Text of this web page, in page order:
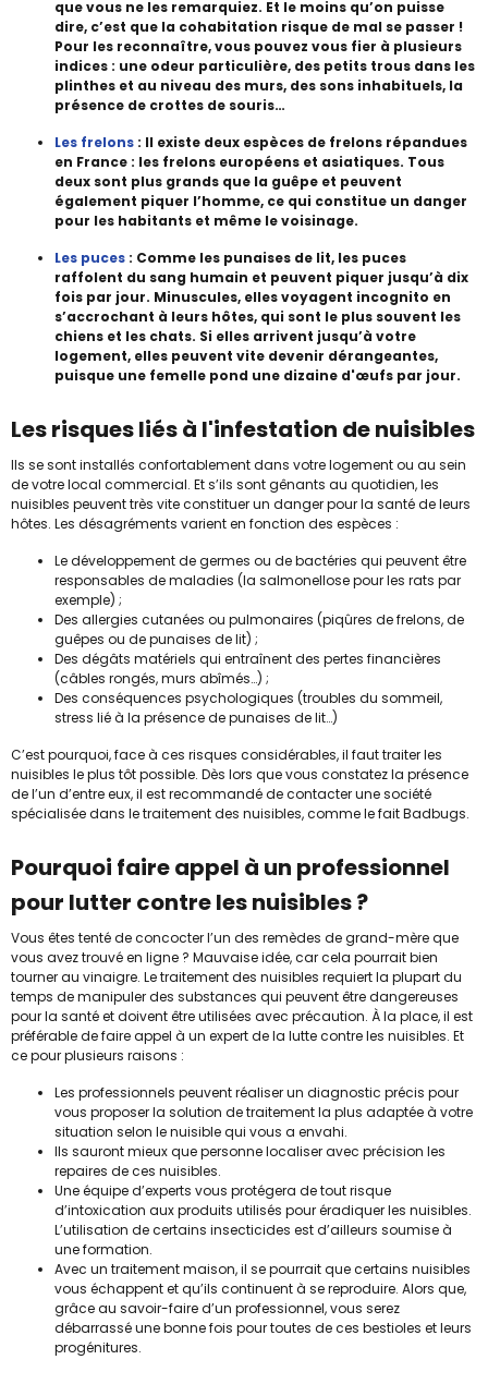
que vous ne les remarquiez. Et le moins qu’on puisse
dire, c’est que la cohabitation risque de mal se passer !
Pour les reconnaître, vous pouvez vous fier à plusieurs
indices : une odeur particulière, des petits trous dans les
plinthes et au niveau des murs, des sons inhabituels, la
présence de crottes de souris…
Les frelons : Il existe deux espèces de frelons répandues
en France : les frelons européens et asiatiques. Tous
deux sont plus grands que la guêpe et peuvent
également piquer l’homme, ce qui constitue un danger
pour les habitants et même le voisinage.
Les puces : Comme les punaises de lit, les puces
raffolent du sang humain et peuvent piquer jusqu’à dix
fois par jour. Minuscules, elles voyagent incognito en
s’accrochant à leurs hôtes, qui sont le plus souvent les
chiens et les chats. Si elles arrivent jusqu’à votre
logement, elles peuvent vite devenir dérangeantes,
puisque une femelle pond une dizaine d'œufs par jour.
Les risques liés à l'infestation de nuisibles
Ils se sont installés confortablement dans votre logement ou au sein
de votre local commercial. Et s’ils sont gênants au quotidien, les
nuisibles peuvent très vite constituer un danger pour la santé de leurs
hôtes. Les désagréments varient en fonction des espèces :
Le développement de germes ou de bactéries qui peuvent être
responsables de maladies (la salmonellose pour les rats par
exemple) ;
Des allergies cutanées ou pulmonaires (piqûres de frelons, de
guêpes ou de punaises de lit) ;
Des dégâts matériels qui entraînent des pertes financières
(câbles rongés, murs abîmés…) ;
Des conséquences psychologiques (troubles du sommeil,
stress lié à la présence de punaises de lit…)
C’est pourquoi, face à ces risques considérables, il faut traiter les
nuisibles le plus tôt possible. Dès lors que vous constatez la présence
de l’un d’entre eux, il est recommandé de contacter une société
spécialisée dans le traitement des nuisibles, comme le fait Badbugs.
Pourquoi faire appel à un professionnel
pour lutter contre les nuisibles ?
Vous êtes tenté de concocter l’un des remèdes de grand-mère que
vous avez trouvé en ligne ? Mauvaise idée, car cela pourrait bien
tourner au vinaigre. Le traitement des nuisibles requiert la plupart du
temps de manipuler des substances qui peuvent être dangereuses
pour la santé et doivent être utilisées avec précaution. À la place, il est
préférable de faire appel à un expert de la lutte contre les nuisibles. Et
ce pour plusieurs raisons :
Les professionnels peuvent réaliser un diagnostic précis pour
vous proposer la solution de traitement la plus adaptée à votre
situation selon le nuisible qui vous a envahi.
Ils sauront mieux que personne localiser avec précision les
repaires de ces nuisibles.
Une équipe d’experts vous protégera de tout risque
d’intoxication aux produits utilisés pour éradiquer les nuisibles.
L’utilisation de certains insecticides est d’ailleurs soumise à
une formation.
Avec un traitement maison, il se pourrait que certains nuisibles
vous échappent et qu’ils continuent à se reproduire. Alors que,
grâce au savoir-faire d’un professionnel, vous serez
débarrassé une bonne fois pour toutes de ces bestioles et leurs
progénitures.